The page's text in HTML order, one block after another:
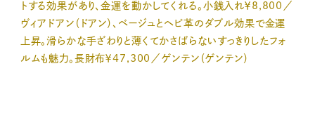
トする効果があり、金運を動かしてくれる。小銭入れ￥8,800／
ヴィアドアン（ドアン）、ベージュとヘビ革のダブル効果で金運
上昇。滑らかな手ざわりと薄くてかさばらないすっきりしたフォ
ルムも魅力。長財布￥47,300／ゲンテン（ゲンテン）